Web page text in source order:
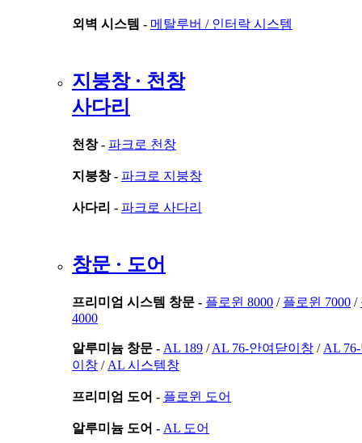
외벽 시스템 - 메탈루버 / 인터락 시스템
지붕창 · 천창
사다리
천창 - 파크로 천창
지붕창 - 파크로 지붕창
사다리 - 파크로 사다리
창문 · 도어
프리미엄 시스템 창문 - 플로윈 8000 / 플로윈 7000 /
4000
알루미늄 창문 - AL 189 /AL 76-안여닫이창 / AL
이창 / AL 시스템창
프리미엄 도어 - 플로윈 도어
알루미늄 도어 - AL 도어